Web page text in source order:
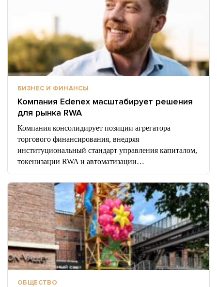
БИЗНЕС И ФИНАНСЫ
Компания Edenex масштабирует решения
для рынка RWA
Компания консолидирует позиции агрегатора
торгового финансирования, внедряя
институциональный стандарт управления капиталом,
токенизации RWA и автоматизации…
ОБЩЕСТВО